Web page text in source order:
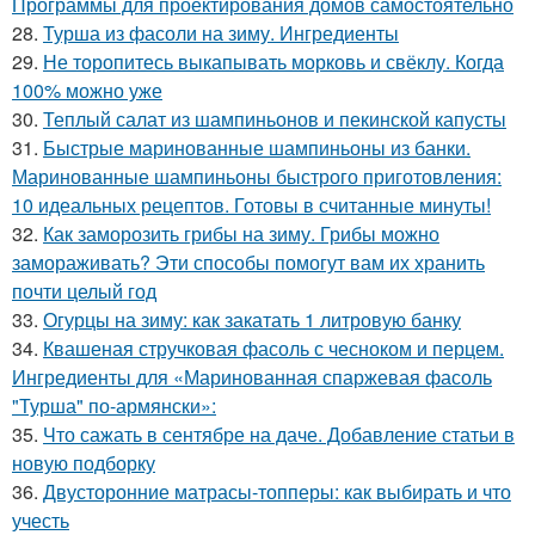
28. Турша из фасоли на зиму. Ингредиенты
29. Не торопитесь выкапывать морковь и свёклу. Когда
100% можно уже
30. Теплый салат из шампиньонов и пекинской капусты
31. Быстрые маринованные шампиньоны из банки.
Маринованные шампиньоны быстрого приготовления:
10 идеальных рецептов. Готовы в считанные минуты!
32. Как заморозить грибы на зиму. Грибы можно
замораживать? Эти способы помогут вам их хранить
почти целый год
33. Огурцы на зиму: как закатать 1 литровую банку
34. Квашеная стручковая фасоль с чесноком и перцем.
Ингредиенты для «Маринованная спаржевая фасоль
"Турша" по-армянски»:
35. Что сажать в сентябре на даче. Добавление статьи в
новую подборку
36. Двусторонние матрасы-топперы: как выбирать и что
учесть